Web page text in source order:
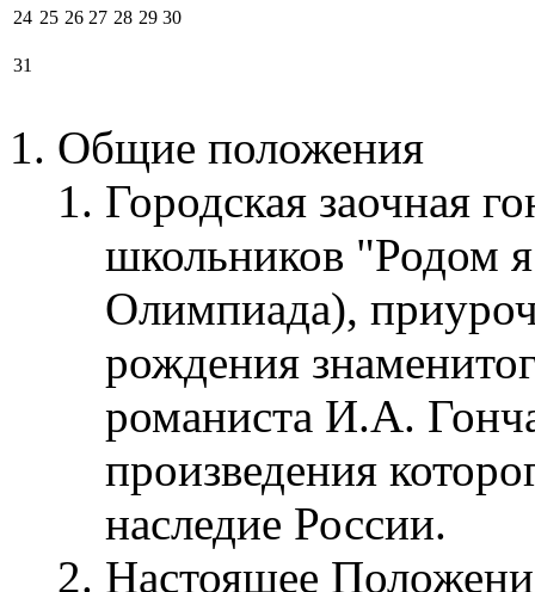
24 25 26 27 28 29 30
31
Общие положения
Городская заочная
школьников "Родом
Олимпиада),
рождения
романиста И.А.
произведения
наследие России.
Настоящее